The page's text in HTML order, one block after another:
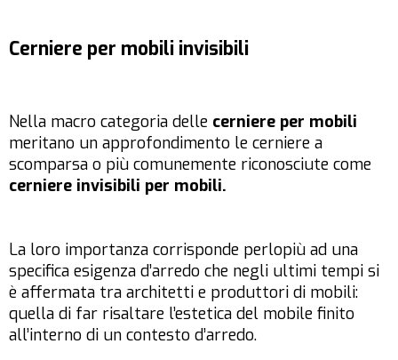
Cerniere per mobili invisibili
Nella macro categoria delle cerniere per mobili
meritano un approfondimento le cerniere a
scomparsa o più comunemente riconosciute come
cerniere invisibili per mobili.
La loro importanza corrisponde perlopiù ad una
specifica esigenza d’arredo che negli ultimi tempi si
è affermata tra architetti e produttori di mobili:
quella di far risaltare l’estetica del mobile finito
all’interno di un contesto d’arredo.